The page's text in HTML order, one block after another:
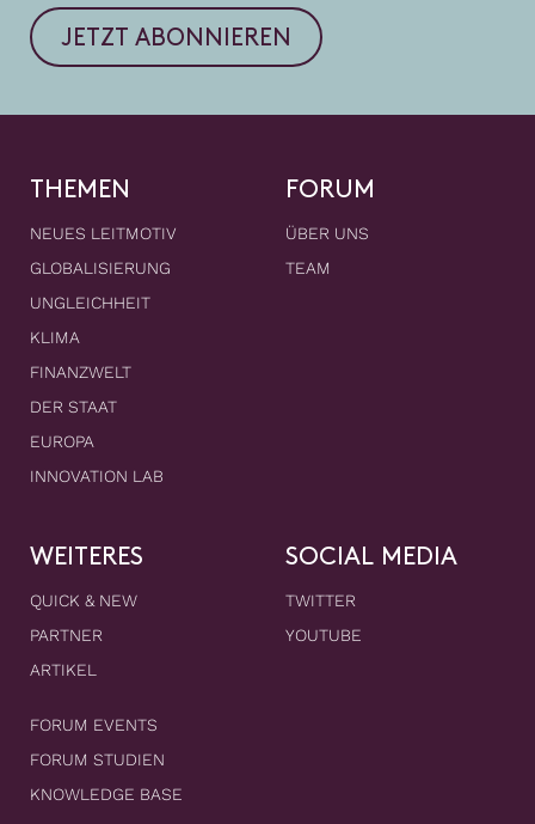
JETZT ABONNIEREN
THEMEN
NEUES LEITMOTIV
GLOBALISIERUNG
UNGLEICHHEIT
KLIMA
FINANZWELT
DER STAAT
EUROPA
INNOVATION LAB
FORUM
ÜBER UNS
TEAM
WEITERES
QUICK & NEW
PARTNER
ARTIKEL
FORUM EVENTS
FORUM STUDIEN
KNOWLEDGE BASE
SOCIAL MEDIA
TWITTER
YOUTUBE